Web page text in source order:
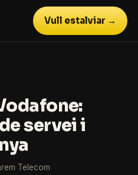
Vull estalviar →
servei i
Telecom